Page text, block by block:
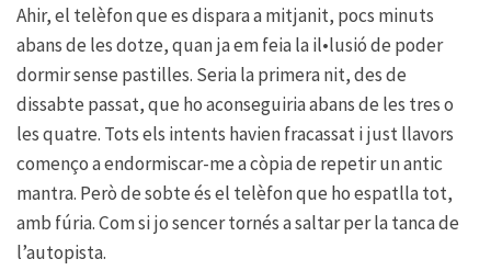
Ahir, el telèfon que es dispara a mitjanit, pocs minuts
abans de les dotze, quan ja em feia la il•lusió de poder
dormir sense pastilles. Seria la primera nit, des de
dissabte passat, que ho aconseguiria abans de les tres o
les quatre. Tots els intents havien fracassat i just llavors
començo a endormiscar-me a còpia de repetir un antic
mantra. Però de sobte és el telèfon que ho espatlla tot,
amb fúria. Com si jo sencer tornés a saltar per la tanca de
l’autopista.